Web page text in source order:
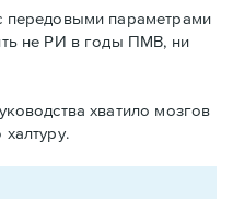
передовыми параметрами
не РИ в годы ПМВ, ни
хватило мозгов